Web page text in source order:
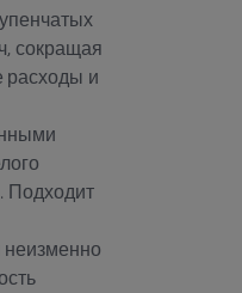
сокращая
расходы и
. Подходит